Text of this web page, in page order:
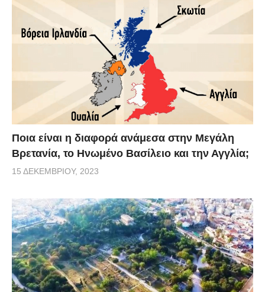
Ποια είναι η διαφορά ανάμεσα στην Μεγάλη
Βρετανία, το Ηνωμένο Βασίλειο και την Αγγλία;
15 ΔΕΚΕΜΒΡΊΟΥ, 2023